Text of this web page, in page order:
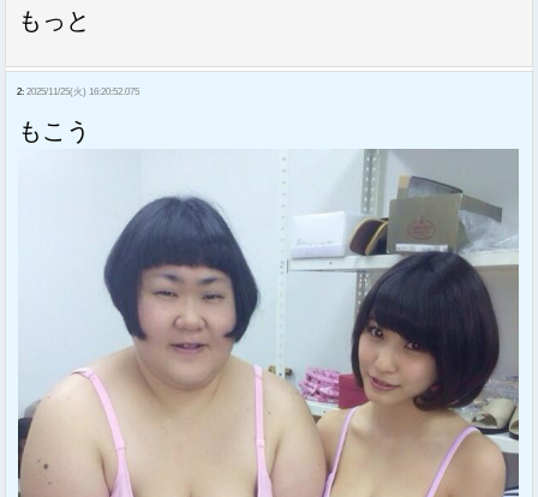
もっと
2: 2025/11/25(火) 16:20:52.075
もこう